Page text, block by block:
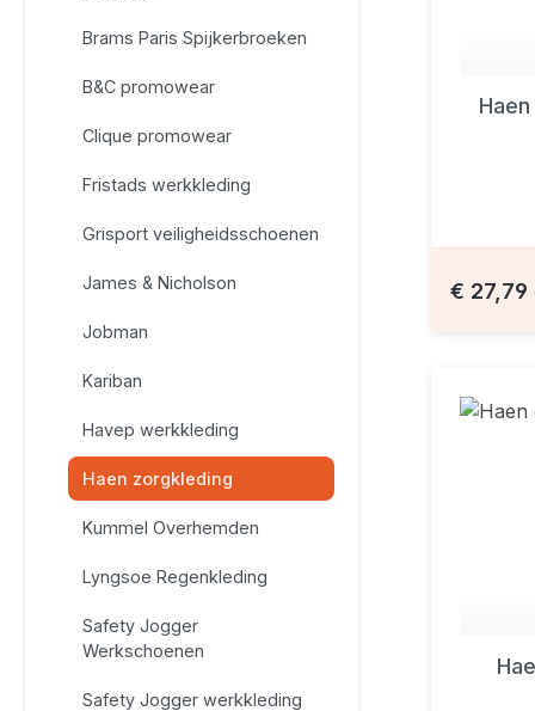
Brams Paris Spijkerbroeken
B&C promowear
Clique promowear
Fristads werkkleding
Grisport veiligheidsschoenen
James & Nicholson
Jobman
Kariban
Havep werkkleding
Haen zorgkleding
Kummel Overhemden
Lyngsoe Regenkleding
Safety Jogger
Werkschoenen
Safety Jogger werkkleding
€ 27,79